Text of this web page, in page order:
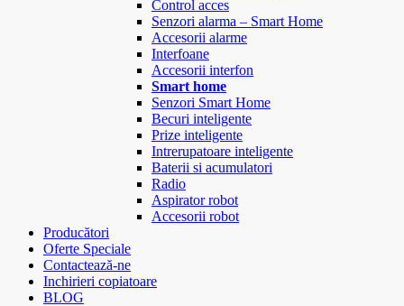
Control acces
Senzori alarma – Smart Home
Accesorii alarme
Interfoane
Accesorii interfon
Smart home
Senzori Smart Home
Becuri inteligente
Prize inteligente
Intrerupatoare inteligente
Baterii si acumulatori
Radio
Aspirator robot
Accesorii robot
Producători
Oferte Speciale
Contactează-ne
Inchirieri copiatoare
BLOG